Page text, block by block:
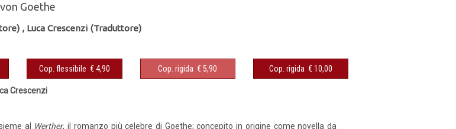
Goethe
, Luca Crescenzi (Traduttore)
Cop. flessibile € 4,90 Cop. rigida € 5,90 Cop. rigida € 10,00
Crescenzi
al Werther, il romanzo più celebre di Goethe; concepito in origine come novella da